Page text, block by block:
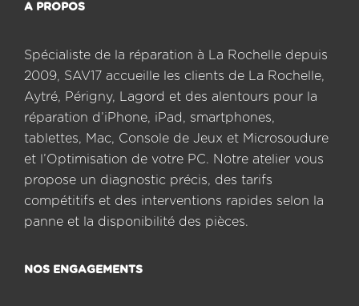
A PROPOS
Spécialiste de la réparation à La Rochelle depuis
2009, SAV17 accueille les clients de La Rochelle,
Aytré, Périgny, Lagord et des alentours pour la
réparation d’iPhone, iPad, smartphones,
tablettes, Mac, Console de Jeux et Microsoudure
et l’Optimisation de votre PC. Notre atelier vous
propose un diagnostic précis, des tarifs
compétitifs et des interventions rapides selon la
panne et la disponibilité des pièces.
NOS ENGAGEMENTS